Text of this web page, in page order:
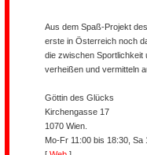
Aus dem Spaß-Projekt
erste in Österreich noch
die zwischen Sportlichkeit
verheißen und vermitteln
Göttin des Glücks
Kirchengasse 17
1070 Wien.
Mo-Fr 11:00 bis 18:30, Sa